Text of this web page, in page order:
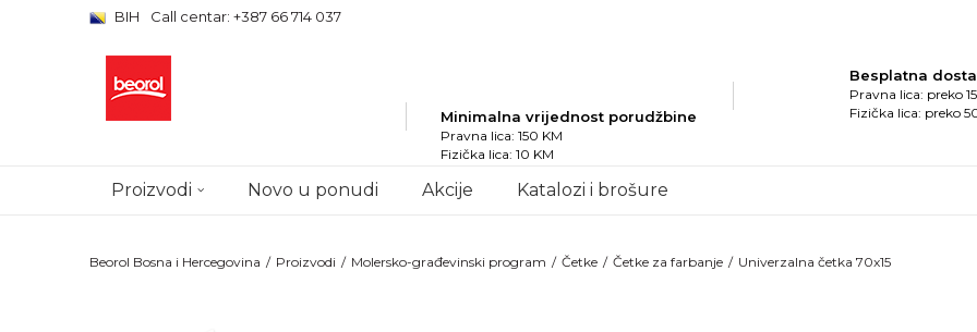
BIH Call centar: +387 66 714 037
Minimalna vrijednost porudžbine
Pravna lica: 150 KM
Fizička lica: 10 KM
Besplatna
Pravna lica: preko
Fizička lica: preko
Proizvodi Novo u ponudi Akcije Katalozi i brošure
Beorol Bosna i Hercegovina Proizvodi Molersko-građevinski program Četke Četke za farbanje Univerzalna četka 70x15